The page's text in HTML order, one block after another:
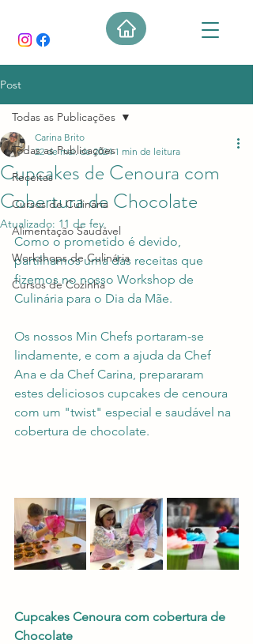
Post
Todas as Publicações
Receitas
Cursos de Culinária
Alimentação Saudável
Workshops de Culinária
Cursos de Cozinha
Todas as Publicações
Cupcakes de Cenoura com
Cobertura de Chocolate
Carina Brito
22 de mai. de 2024 1 min de leitura
Atualizado: 11 de fev.
Como o prometido é devido,
partilhamos uma das receitas que
fizemos no nosso Workshop de
Culinária para o Dia da Mãe.
Os nossos Min Chefs portaram-se
lindamente, e com a ajuda da Chef
Ana e da Chef Carina, prepararam
estes deliciosos cupcakes de cenoura
com um "twist" especial e saudável na
cobertura de chocolate.
Cupcakes Cenoura com cobertura de
Chocolate